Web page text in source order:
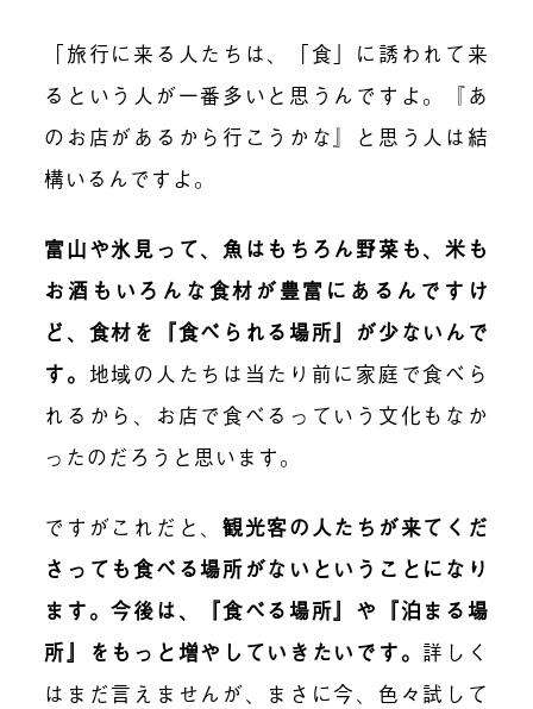
「旅行に来る人たちは、「食」に誘われて来
るという人が一番多いと思うんですよ。『あ
のお店があるから行こうかな』と思う人は結
構いるんですよ。
富山や氷見って、魚はもちろん野菜も、米も
お酒もいろんな食材が豊富にあるんですけ
ど、食材を『食べられる場所』が少ないんで
す。 地域の人たちは当たり前に家庭で食べら
れるから、お店で食べるっていう文化もなか
ったのだろうと思います。
ですがこれだと、 観光客の人たちが来てくだ
さっても食べる場所がないということになり
ます。今後は、『食べる場所』や『泊まる場
所』をもっと増やしていきたいです。 詳しく
はまだ言えませんが、まさに今、色々試して